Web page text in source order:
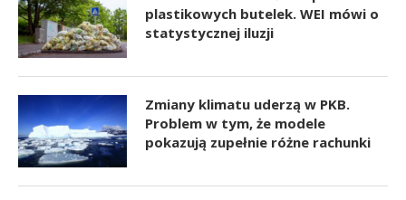
plastikowych butelek. WEI mówi o
statystycznej iluzji
Zmiany klimatu uderzą w PKB.
Problem w tym, że modele
pokazują zupełnie różne rachunki